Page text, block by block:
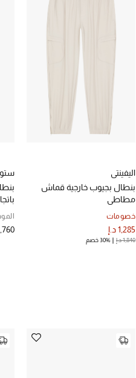
اليفينتي
بنطال بجيوب خارجية قماش
مطاطي
خصومات
1,285 د.إ
1,840 د.إ 30% خصم
1,760